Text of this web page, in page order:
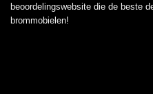
beoordelingswebsite die de beste
brommobielen!